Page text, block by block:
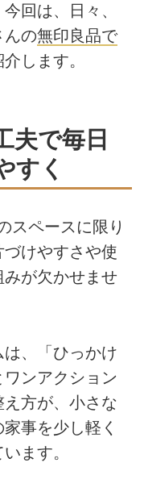
回は、日々、
んの無印良品で
します。
夫で毎日
すく
スペースに限り
けやすさや使
が欠かせませ
は、「ひっかけ
ンアクション
方が、小さな
事を少し軽く
ます。